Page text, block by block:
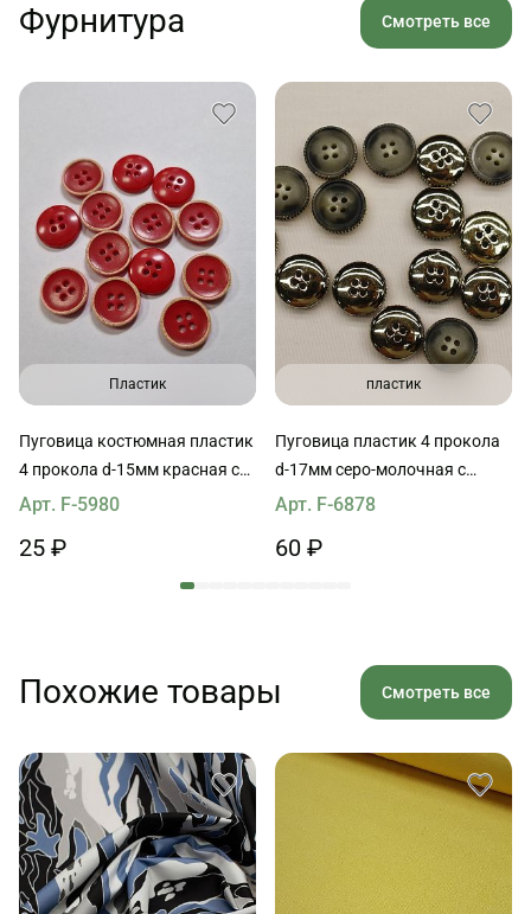
Фурнитура Смотреть все
Пластик
Пуговица костюмная пластик
4 прокола d-15мм красная с
молочным ободком
Арт. F-5980
25 ₽
пластик
Пуговица пластик 4 прокола
d-17мм серо-молочная с
золотым бортиком
Арт. F-6878
60 ₽
Похожие товары Смотреть все